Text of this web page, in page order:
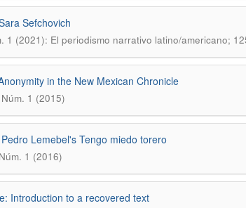
Sefchovich
1 (2021): El periodismo narrativo latino/americano;
in the New Mexican Chronicle
1 (2015)
Lemebel's Tengo miedo torero
1 (2016)
Introduction to a recovered text